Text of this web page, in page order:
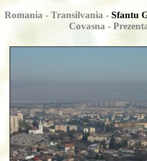
Romania - Transilvania - Sfantu
Covasna -